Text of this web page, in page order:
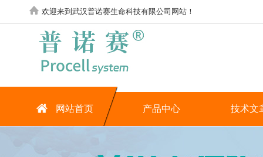
欢迎来到武汉普诺赛生命科技有限公司网站！
网站首页 产品中心 技术文